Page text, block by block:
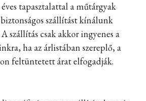
tapasztalattal a műtárgyak
szállítást kínálunk
szállítás csak akkor ingyenes a
ha az árlistában szereplő, a
feltüntetett árat elfogadják.